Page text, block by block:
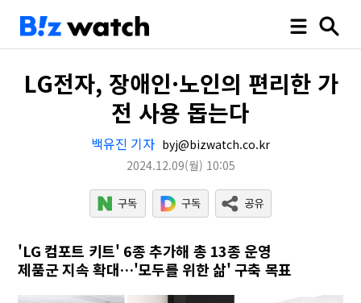
LG전자, 장애인·노인의 편리한 가
전 사용 돕는다
백유진 기자 byj@bizwatch.co.kr
2024.12.09(월) 10:05
'LG 컴포트 키트' 6종 추가해 총 13종 운영
제품군 지속 확대…'모두를 위한 삶' 구축 목표